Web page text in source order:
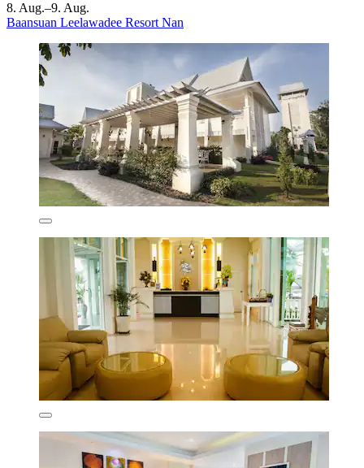
8. Aug.–9. Aug.
Baansuan Leelawadee Resort Nan